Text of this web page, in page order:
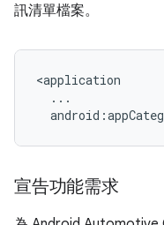
訊清單檔案。
宣告功能需求